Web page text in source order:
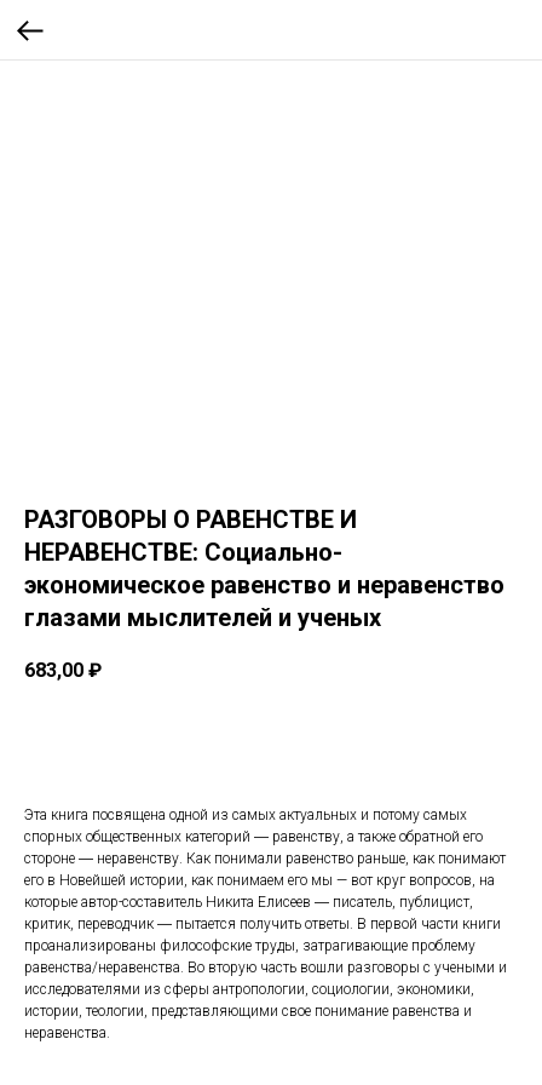
РАЗГОВОРЫ О РАВЕНСТВЕ И
НЕРАВЕНСТВЕ: Социально-
экономическое равенство и неравенство
глазами мыслителей и ученых
683,00 ₽
Эта книга посвящена одной из самых актуальных и потому самых
спорных общественных категорий ― равенству, а также обратной его
стороне ― неравенству. Как понимали равенство раньше, как понимают
его в Новейшей истории, как понимаем его мы — вот круг вопросов, на
которые автор-составитель Никита Елисеев ― писатель, публицист,
критик, переводчик ― пытается получить ответы. В первой части книги
проанализированы философские труды, затрагивающие проблему
равенства/неравенства. Во вторую часть вошли разговоры с учеными и
исследователями из сферы антропологии, социологии, экономики,
истории, теологии, представляющими свое понимание равенства и
неравенства.